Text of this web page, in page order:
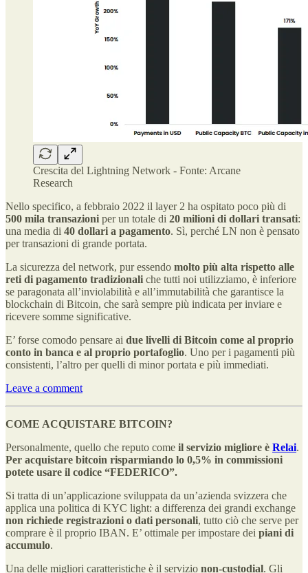
Crescita del Lightning Network - Fonte: Arcane
Research
Nello specifico, a febbraio 2022 il layer 2 ha ospitato poco più di
500 mila transazioni per un totale di 20 milioni di dollari transati:
una media di 40 dollari a pagamento. Sì, perché LN non è pensato
per transazioni di grande portata.
La sicurezza del network, pur essendo molto più alta rispetto alle
reti di pagamento tradizionali che tutti noi utilizziamo, è inferiore
se paragonata all’inviolabilità e all’immutabilità che garantisce la
blockchain di Bitcoin, che sarà sempre più indicata per inviare e
ricevere somme significative.
E’ forse comodo pensare ai due livelli di Bitcoin come al proprio
conto in banca e al proprio portafoglio. Uno per i pagamenti più
consistenti, l’altro per quelli di minor portata e più immediati.
Leave a comment
COME ACQUISTARE BITCOIN?
Personalmente, quello che reputo come il servizio migliore è Relai.
Per acquistare bitcoin risparmiando lo 0,5% in commissioni
potete usare il codice “FEDERICO”.
Si tratta di un’applicazione sviluppata da un’azienda svizzera che
applica una politica di KYC light: a differenza dei grandi exchange
non richiede registrazioni o dati personali, tutto ciò che serve per
comprare è il proprio IBAN. E’ ottimale per impostare dei piani di
accumulo.
Una delle migliori caratteristiche è il servizio non-custodial. Gli